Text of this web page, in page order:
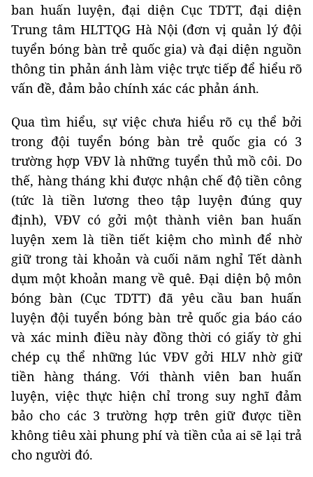
ban huấn luyện, đại diện Cục TDTT, đại diện
Trung tâm HLTTQG Hà Nội (đơn vị quản lý đội
tuyển bóng bàn trẻ quốc gia) và đại diện nguồn
thông tin phản ánh làm việc trực tiếp để hiểu rõ
vấn đề, đảm bảo chính xác các phản ánh.
Qua tìm hiểu, sự việc chưa hiểu rõ cụ thể bởi
trong đội tuyển bóng bàn trẻ quốc gia có 3
trường hợp VĐV là những tuyển thủ mồ côi. Do
thế, hàng tháng khi được nhận chế độ tiền công
(tức là tiền lương theo tập luyện đúng quy
định), VĐV có gởi một thành viên ban huấn
luyện xem là tiền tiết kiệm cho mình để nhờ
giữ trong tài khoản và cuối năm nghỉ Tết dành
dụm một khoản mang về quê. Đại diện bộ môn
bóng bàn (Cục TDTT) đã yêu cầu ban huấn
luyện đội tuyển bóng bàn trẻ quốc gia báo cáo
và xác minh điều này đồng thời có giấy tờ ghi
chép cụ thể những lúc VĐV gởi HLV nhờ giữ
tiền hàng tháng. Với thành viên ban huấn
luyện, việc thực hiện chỉ trong suy nghĩ đảm
bảo cho các 3 trường hợp trên giữ được tiền
không tiêu xài phung phí và tiền của ai sẽ lại trả
cho người đó.